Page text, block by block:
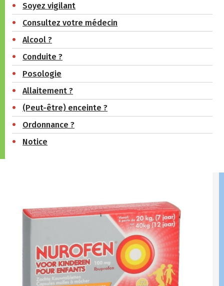
Soyez vigilant
Consultez votre médecin
Alcool ?
Conduite ?
Posologie
Allaitement ?
(Peut-être) enceinte ?
Ordonnance ?
Notice